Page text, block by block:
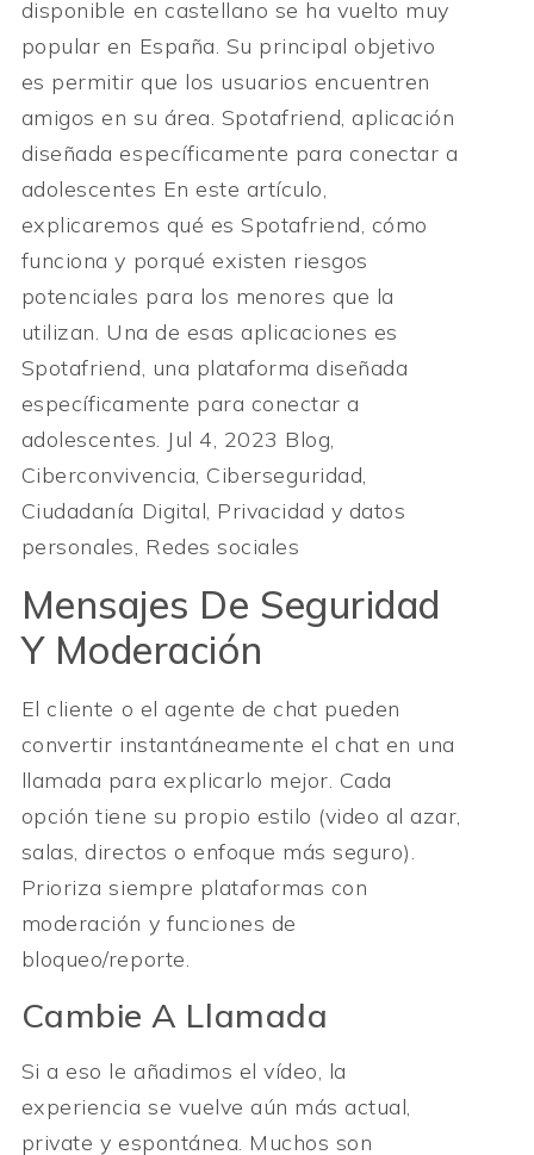
disponible en castellano se ha vuelto muy
popular en España. Su principal objetivo
es permitir que los usuarios encuentren
amigos en su área. Spotafriend, aplicación
diseñada específicamente para conectar a
adolescentes En este artículo,
explicaremos qué es Spotafriend, cómo
funciona y porqué existen riesgos
potenciales para los menores que la
utilizan. Una de esas aplicaciones es
Spotafriend, una plataforma diseñada
específicamente para conectar a
adolescentes. Jul 4, 2023 Blog,
Ciberconvivencia, Ciberseguridad,
Ciudadanía Digital, Privacidad y datos
personales, Redes sociales
Mensajes De Seguridad
Y Moderación
El cliente o el agente de chat pueden
convertir instantáneamente el chat en una
llamada para explicarlo mejor. Cada
opción tiene su propio estilo (video al azar,
salas, directos o enfoque más seguro).
Prioriza siempre plataformas con
moderación y funciones de
bloqueo/reporte.
Cambie A Llamada
Si a eso le añadimos el vídeo, la
experiencia se vuelve aún más actual,
private y espontánea. Muchos son